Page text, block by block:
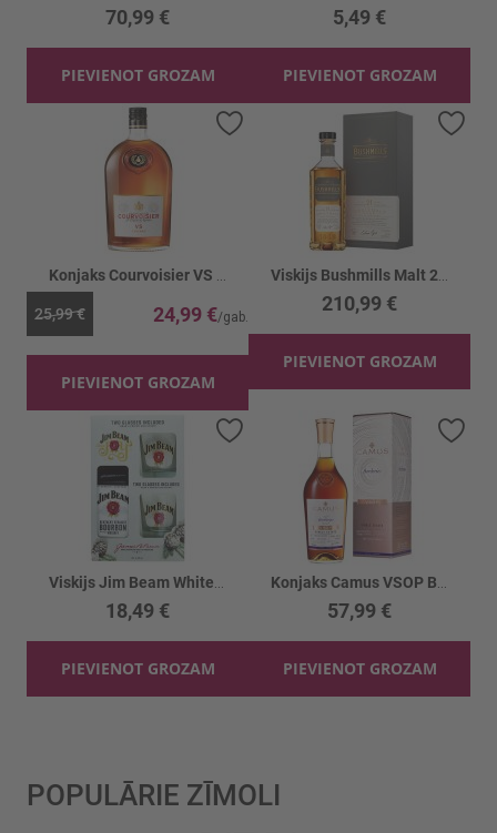
70,99 €
PIEVIENOT GROZAM
5,49 €
PIEVIENOT GROZAM
25,99 € 24,99 €
PIEVIENOT GROZAM
Pievienot vēlmju sarakstam
210,99 €
PIEVIENOT GROZAM
18,49 €
PIEVIENOT GROZAM
Pievienot vēlmju sarakstam
57,99 €
PIEVIENOT GROZAM
POPULĀRIE ZĪMOLI